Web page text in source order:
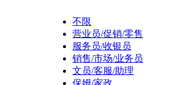
不限
营业员/促销/零售
服务员/收银员
销售/市场/业务员
文员/客服/助理
保姆/家政